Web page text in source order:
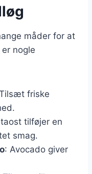
måder for at
nogle
friske
tilføjer en
smag.
: Avocado giver